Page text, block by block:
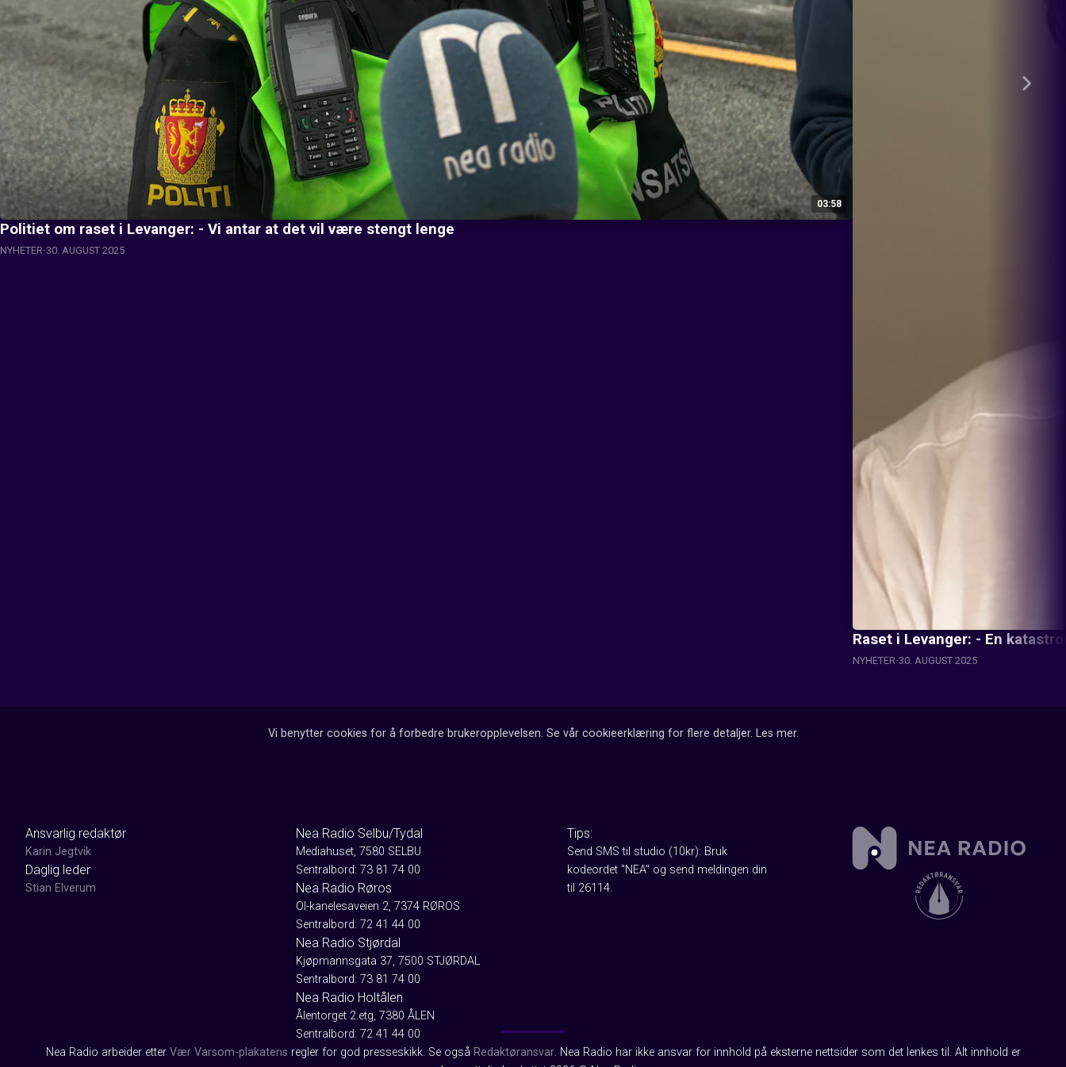
03:58
Politiet om raset i Levanger: - Vi antar at det vil være stengt lenge
NYHETER 30. AUGUST 2025
Raset i Levanger: - En
NYHETER 30. AUGUST 2025
Vi benytter cookies for å forbedre brukeropplevelsen. Se vår cookieerklæring for flere detaljer. Les mer.
Ansvarlig redaktør
Karin Jegtvik
Daglig leder
Stian Elverum
Nea Radio Selbu/Tydal
Mediahuset, 7580 SELBU
Sentralbord: 73 81 74 00
Nea Radio Røros
Ol-kanelesaveien 2, 7374 RØROS
Sentralbord: 72 41 44 00
Nea Radio Stjørdal
Kjøpmannsgata 37, 7500 STJØRDAL
Sentralbord: 73 81 74 00
Nea Radio Holtålen
Ålentorget 2.etg, 7380 ÅLEN
Sentralbord: 72 41 44 00
Tips:
Send SMS til studio (10kr): Bruk
kodeordet "NEA" og send meldingen din
til 26114.
Nea Radio arbeider etter Vær Varsom-plakatens regler for god presseskikk. Se også Redaktøransvar. Nea Radio har ikke ansvar for innhold på eksterne nettsider som det lenkes til. Alt innhold er